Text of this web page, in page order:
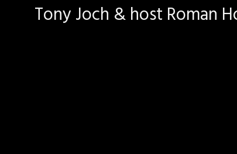
Tony Joch & host Roman